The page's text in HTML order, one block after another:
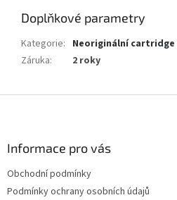
Doplňkové parametry
Kategorie: Neoriginální cartridge
Záruka: 2 roky
Informace pro vás
Obchodní podmínky
Podmínky ochrany osobních údajů